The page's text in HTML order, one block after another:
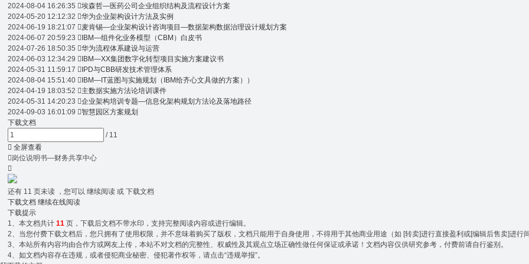
2024-08-04 16:26:35 埃森哲—医药公司企业组织结构及流程设计方案
2024-05-20 12:12:32 华为企业架构设计方法及实例
2024-06-19 18:21:07 麦肯锡—企业架构设计咨询项目—数据架构数据治理设计规划方案
2024-06-07 20:59:23  IBM—组件化业务模型（CBM）白皮书
2024-07-26 18:50:35 华为流程体系建设与运营
2024-06-03 12:34:29  IBM—XX集团数字化转型项目实施方案建议书
2024-05-31 11:59:17  IPD与CBB研发技术管理体系
2024-08-04 15:51:40  IBM—IT蓝图与实施规划（IBM给齐心文具做的方案））
2024-04-19 18:03:52 主数据实施方法论培训课件
2024-05-31 14:20:23 企业架构培训专题—信息化架构规划方法论及落地路径
2024-09-03 16:01:09 智慧园区方案规划
下载文档
/ 11
 全屏查看
岗位说明书—财务共享中心

还有 11 页未读 ，您可以 继续阅读 或 下载文档
下载文档继续在线阅读
下载提示
1、本文档共计 11 页，下载后文档不带水印，支持完整阅读内容或进行编辑。
2、当您付费下载文档后，您只拥有了使用权限，并不意味着购买了版权，文档只能用于自身使用，不得用于其他商业用途（如 [转卖]进行直接盈利或[编辑后售卖]进行
3、本站所有内容均由合作方或网友上传，本站不对文档的完整性、权威性及其观点立场正确性做任何保证或承诺！文档内容仅供研究参考，付费前请自行鉴别。
4、如文档内容存在违规，或者侵犯商业秘密、侵犯著作权等，请点击“违规举报”。